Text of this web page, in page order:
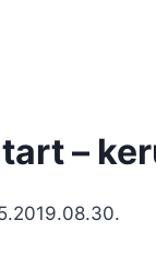
–
2019.08.30.